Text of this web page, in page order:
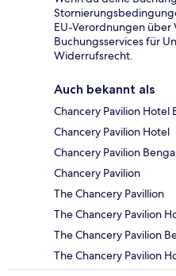
EU-Verordnungen
Buchungsservices für
Widerrufsrecht.
Auch bekannt als
Chancery Pavilion Hotel
Chancery Pavilion Hotel
Chancery Pavilion
Chancery Pavilion
The Chancery Pavillion
The Chancery Pavilion
The Chancery Pavilion
The Chancery Pavilion